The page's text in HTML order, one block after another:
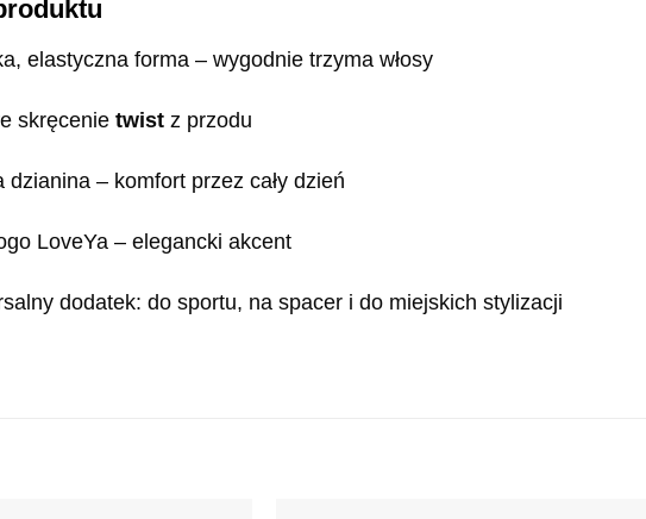
elastyczna forma – wygodnie trzyma włosy
skręcenietwist z przodu
dzianina – komfort przez cały dzień
LoveYa – elegancki akcent
dodatek: do sportu, na spacer i do miejskich stylizacji